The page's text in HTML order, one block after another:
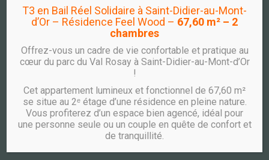
ACCUEIL COMMERCIAL
04 26 59 05 23
ACCUEIL LOCATIF
04 26 59 05 02
ACCUEIL SYNDIC
04 26 59 05 01
Plan du site |Mentions légales
T3 en Bail Réel Solidaire à Saint-Didier-au-Mont-
d’Or – Résidence Feel Wood – 67,60 m² – 2
chambres
Offrez-vous un cadre de vie confortable et pratique au
cœur du parc du Val Rosay à Saint-Didier-au-Mont-d’Or
!
Cet appartement lumineux et fonctionnel de 67,60 m²
se situe au 2ᵉ étage d’une résidence en pleine nature.
Vous profiterez d’un espace bien agencé, idéal pour
une personne seule ou un couple en quête de confort et
de tranquillité.